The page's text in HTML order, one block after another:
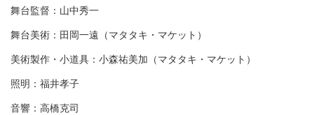
舞台監督：山中秀一
舞台美術：田岡一遠（マタタキ・マケット）
美術製作・小道具：小森祐美加（マタタキ・マケット）
照明：福井孝子
音響：高橋克司